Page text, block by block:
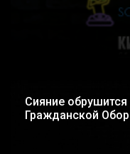
Сияние
Гражданской